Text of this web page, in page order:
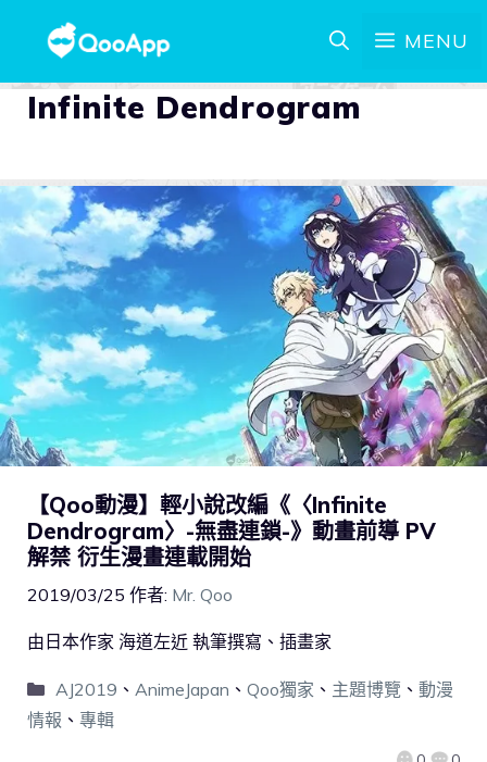
MENU
Infinite Dendrogram
【Qoo動漫】輕小說改編《〈Infinite
Dendrogram〉-無盡連鎖-》動畫前導 PV
解禁 衍生漫畫連載開始
2019/03/25 作者: Mr. Qoo
由日本作家 海道左近 執筆撰寫、插畫家
AJ2019 、 AnimeJapan 、 Qoo獨家 、 主題博覽 、 動漫
情報 、 專輯